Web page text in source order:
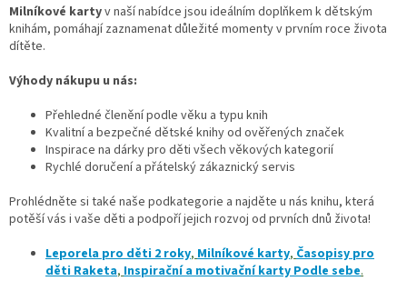
Milníkové kartyv naší nabídce jsou ideálním doplňkem k dětským
knihám, pomáhají zaznamenat důležité momenty v prvním roce života
dítěte.
Výhody nákupu u nás:
Přehledné členění podle věku a typu knih
Kvalitní a bezpečné dětské knihy od ověřených značek
Inspirace na dárky pro děti všech věkových kategorií
Rychlé doručení a přátelský zákaznický servis
Prohlédněte si také naše podkategorie a najděte u nás knihu, která
potěší vás i vaše děti a podpoří jejich rozvoj od prvních dnů života!
Leporela pro děti 2 roky, Milníkové karty, Časopisy pro
děti Raketa, Inspirační a motivační karty Podle sebe.